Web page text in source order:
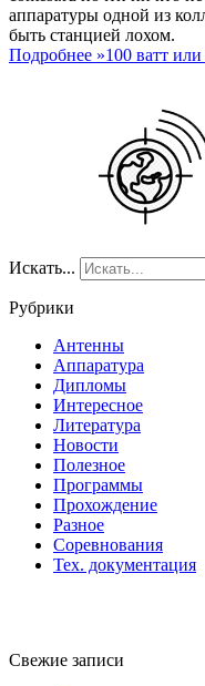
аппаратуры одной из
быть станцией лохом.
Подробнее »100 ватт
Искать...
Рубрики
Антенны
Аппаратура
Дипломы
Интересное
Литература
Новости
Полезное
Программы
Прохождение
Разное
Соревнования
Тех. документация
Свежие записи